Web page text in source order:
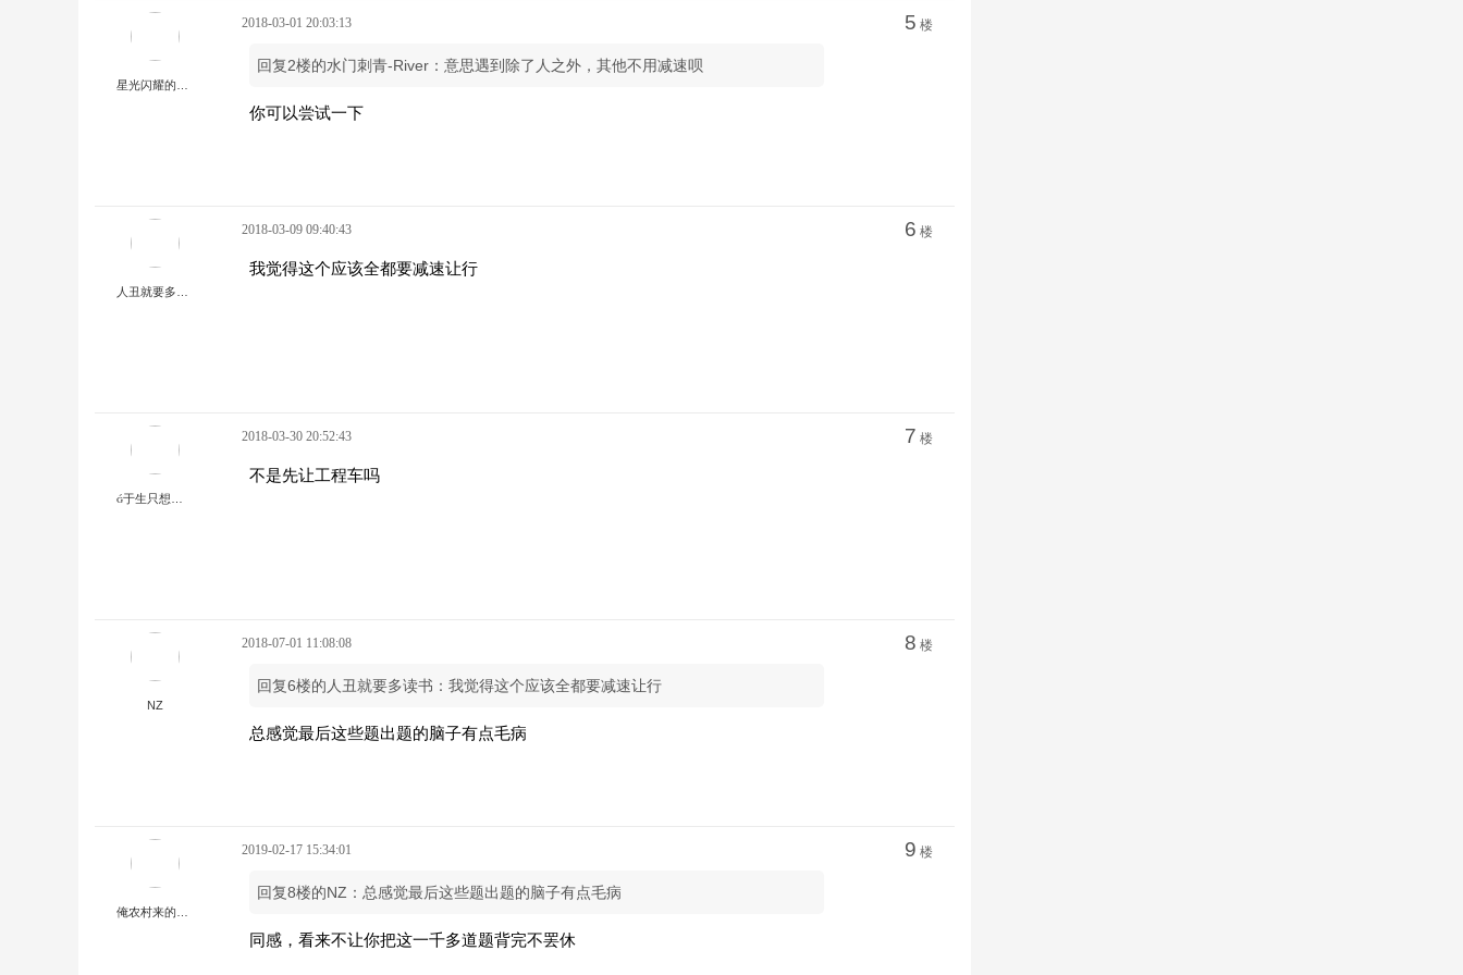
2018-03-01 20:03:13 5 楼
回复2楼的水门刺青-River：意思遇到除了人之外，其他不用减速呗
你可以尝试一下
2018-03-09 09:40:43 6 楼
我觉得这个应该全都要减速让行
2018-03-30 20:52:43 7 楼
不是先让工程车吗
NZ
2018-07-01 11:08:08 8 楼
回复6楼的人丑就要多读书：我觉得这个应该全都要减速让行
总感觉最后这些题出题的脑子有点毛病
2019-02-17 15:34:01 9 楼
回复8楼的NZ：总感觉最后这些题出题的脑子有点毛病
同感，看来不让你把这一千多道题背完不罢休